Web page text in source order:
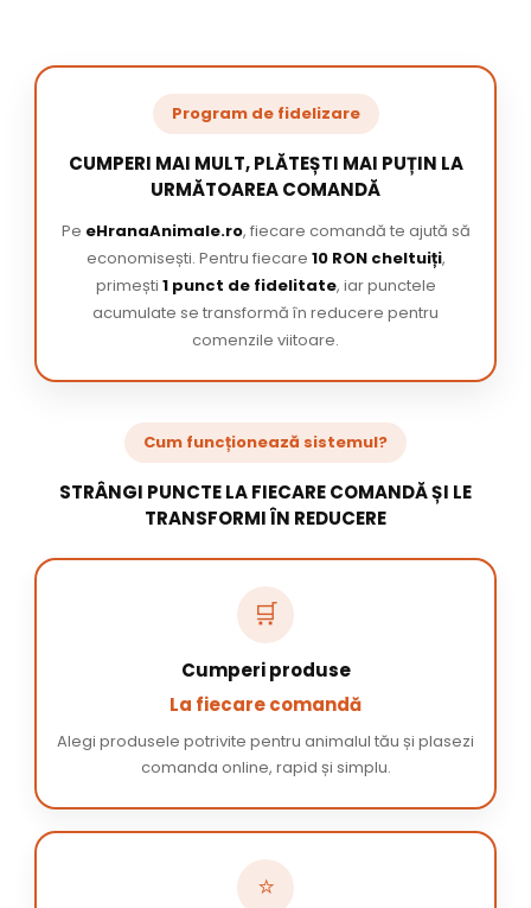
Program de fidelizare
CUMPERI MAI MULT, PLĂTEȘTI MAI PUȚIN LA
URMĂTOAREA COMANDĂ
Pe eHranaAnimale.ro, fiecare comandă te ajută să
economisești. Pentru fiecare 10 RON cheltuiți,
primești 1 punct de fidelitate, iar punctele
acumulate se transformă în reducere pentru
comenzile viitoare.
Cum funcționează sistemul?
STRÂNGI PUNCTE LA FIECARE COMANDĂ ȘI LE
TRANSFORMI ÎN REDUCERE
🛒
Cumperi produse
La fiecare comandă
Alegi produsele potrivite pentru animalul tău și plasezi
comanda online, rapid și simplu.
⭐